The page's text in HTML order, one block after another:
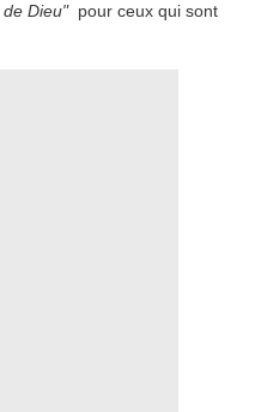
de Dieu" pour ceux qui sont